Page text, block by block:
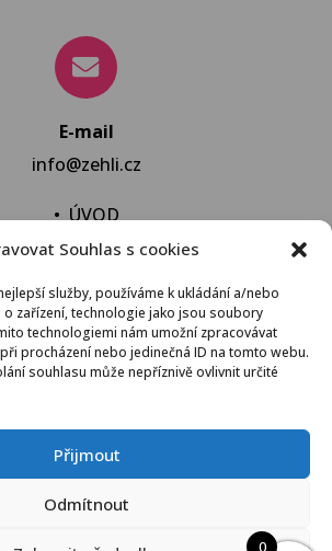
Souhlas s cookies
služby, používáme k ukládání a/nebo
zařízení, technologie jako jsou soubory
technologiemi nám umožní zpracovávat
procházení nebo jedinečná ID na tomto webu.
souhlasu může nepříznivě ovlivnit určité
Přijmout
Odmítnout
E-mail
info@zehli.cz
•ÚVOD
• NOVINKY
•NECHAT VYPRAT
•KONTAKT
OBCHODNÍ PODMÍNKY
– Na praní a žehlení je život příliš
0